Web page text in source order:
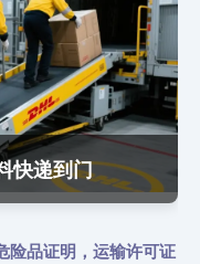
快递到门
险品证明，运输许可证